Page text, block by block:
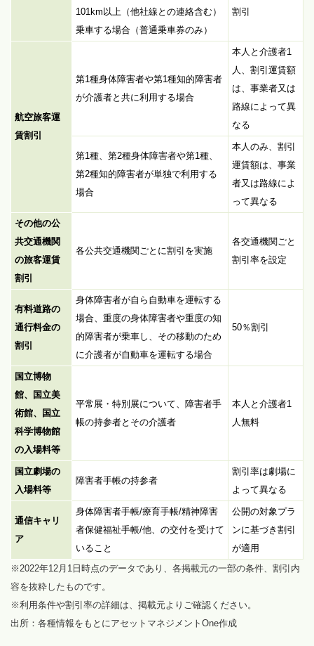
101km以上（他社線との連絡含む）
乗車する場合（普通乗車券のみ）
割引
航空旅客運
賃割引
第1種身体障害者や第1種知的障害者
が介護者と共に利用する場合
本人と介護者1
人、割引運賃額
は、事業者又は
路線によって異
なる
第1種、第2種身体障害者や第1種、
第2種知的障害者が単独で利用する
場合
本人のみ、割引
運賃額は、事業
者又は路線によ
って異なる
その他の公
共交通機関
の旅客運賃
割引
各公共交通機関ごとに割引を実施
各交通機関ごと
割引率を設定
有料道路の
通行料金の
割引
身体障害者が自ら自動車を運転する
場合、重度の身体障害者や重度の知
的障害者が乗車し、その移動のため
に介護者が自動車を運転する場合
50％割引
国立博物
館、国立美
術館、国立
科学博物館
の入場料等
平常展・特別展について、障害者手
帳の持参者とその介護者
本人と介護者1
人無料
国立劇場の
入場料等
障害者手帳の持参者
割引率は劇場に
よって異なる
通信キャリ
ア
身体障害者手帳/療育手帳/精神障害
者保健福祉手帳/他、の交付を受けて
いること
公開の対象プラ
ンに基づき割引
が適用
※2022年12月1日時点のデータであり、各掲載元の一部の条件、割引内
容を抜粋したものです。
※利用条件や割引率の詳細は、掲載元よりご確認ください。
出所：各種情報をもとにアセットマネジメントOne作成